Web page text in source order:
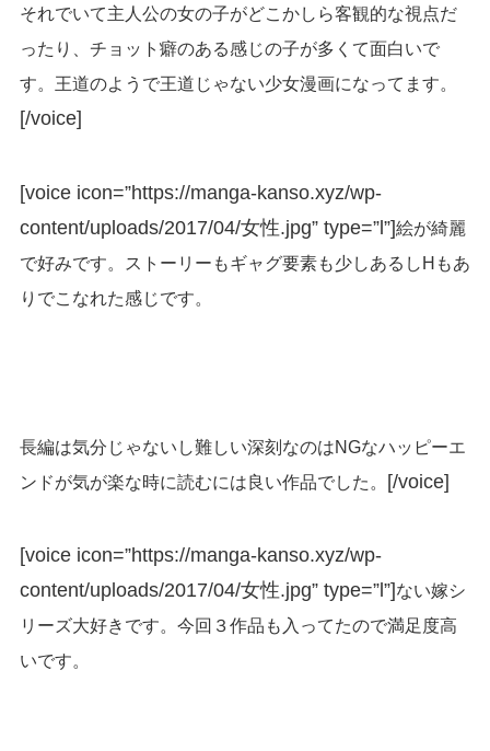
それでいて主人公の女の子がどこかしら客観的な視点だ
ったり、チョット癖のある感じの子が多くて面白いで
す。王道のようで王道じゃない少女漫画になってます。
[/voice]
[voice icon=”https://manga-kanso.xyz/wp-
content/uploads/2017/04/女性.jpg” type=”l”]絵が綺麗
で好みです。ストーリーもギャグ要素も少しあるしHもあ
りでこなれた感じです。
長編は気分じゃないし難しい深刻なのはNGなハッピーエ
ンドが気が楽な時に読むには良い作品でした。 [/voice]
[voice icon=”https://manga-kanso.xyz/wp-
content/uploads/2017/04/女性.jpg” type=”l”]ない嫁シ
リーズ大好きです。今回３作品も入ってたので満足度高
いです。